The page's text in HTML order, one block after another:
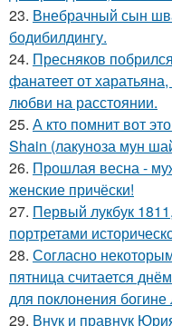
23. Внебрачный сын
бодибилдингу.
24. Пресняков
фанатеет от
любви на расстоянии.
25. А кто помнит вот
Shain (лакуноза мун
26. Прошлая весна -
женские причёски!
27. Первый лукбук
портретами
28. Согласно
пятница считается
для поклонения
29. Внук и правнук